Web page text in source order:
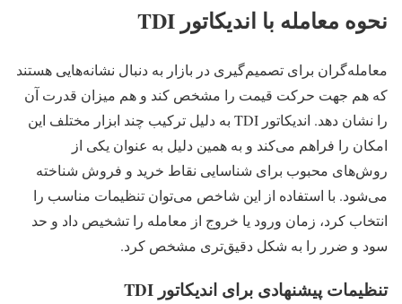
نحوه معامله با اندیکاتور TDI
معامله‌گران برای تصمیم‌گیری در بازار به دنبال نشانه‌هایی هستند
که هم جهت حرکت قیمت را مشخص کند و هم میزان قدرت آن
را نشان دهد. اندیکاتور TDI به دلیل ترکیب چند ابزار مختلف این
امکان را فراهم می‌کند و به همین دلیل به عنوان یکی از
روش‌های محبوب برای شناسایی نقاط خرید و فروش شناخته
می‌شود. با استفاده از این شاخص می‌توان تنظیمات مناسب را
انتخاب کرد، زمان ورود یا خروج از معامله را تشخیص داد و حد
سود و ضرر را به شکل دقیق‌تری مشخص کرد.
تنظیمات پیشنهادی برای اندیکاتور TDI